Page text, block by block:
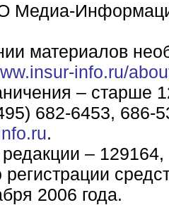
Медиа-
материалов
info.ru/
– старше
682-6453, 686-
.
–
регистрации
2006 года.